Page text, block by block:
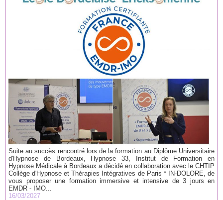
Suite au succès rencontré lors de la formation au Diplôme Universitaire
d'Hypnose de Bordeaux, Hypnose 33, Institut de Formation en
Hypnose Médicale à Bordeaux a décidé en collaboration avec le CHTIP
Collège d'Hypnose et Thérapies Intégratives de Paris * IN-DOLORE, de
vous proposer une formation immersive et intensive de 3 jours en
EMDR - IMO...
16/03/2027